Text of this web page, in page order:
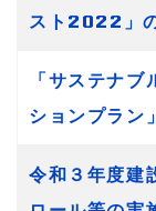
スト2022」
「サステナ
ションプラン
令和３年度建